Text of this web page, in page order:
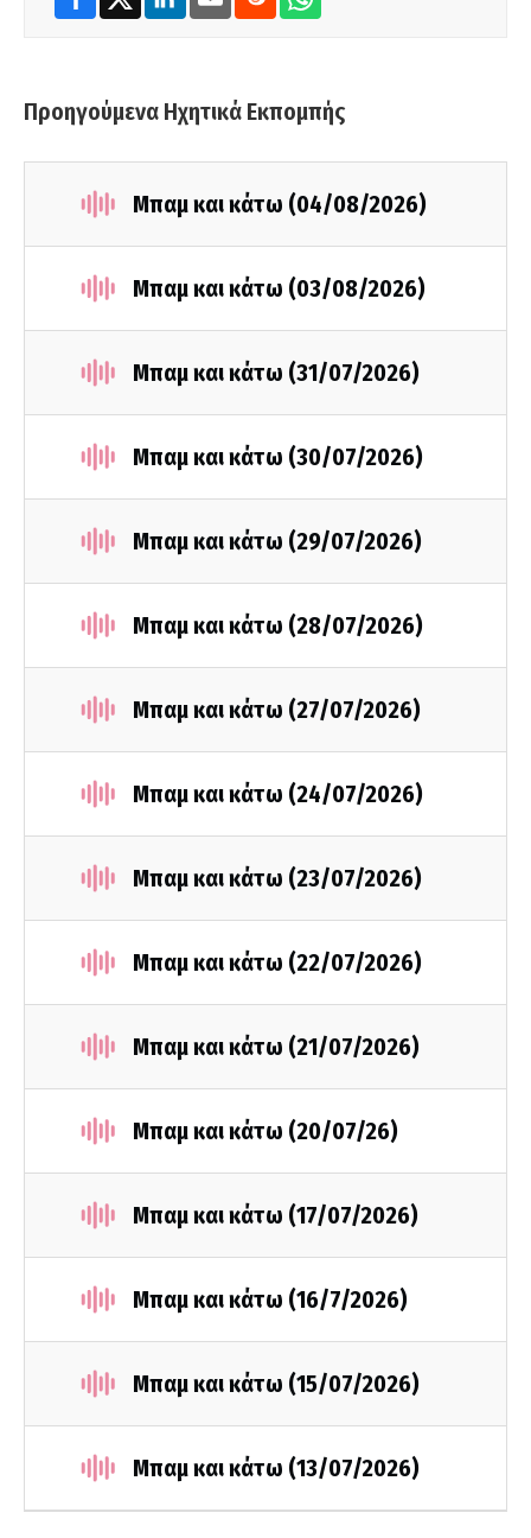
Προηγούμενα Ηχητικά Εκπομπής
Μπαμ και κάτω (04/08/2026)
Μπαμ και κάτω (03/08/2026)
Μπαμ και κάτω (31/07/2026)
Μπαμ και κάτω (30/07/2026)
Μπαμ και κάτω (29/07/2026)
Μπαμ και κάτω (28/07/2026)
Μπαμ και κάτω (27/07/2026)
Μπαμ και κάτω (24/07/2026)
Μπαμ και κάτω (23/07/2026)
Μπαμ και κάτω (22/07/2026)
Μπαμ και κάτω (21/07/2026)
Μπαμ και κάτω (20/07/26)
Μπαμ και κάτω (17/07/2026)
Μπαμ και κάτω (16/7/2026)
Μπαμ και κάτω (15/07/2026)
Μπαμ και κάτω (13/07/2026)